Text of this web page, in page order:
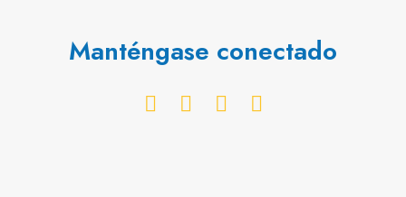
Manténgase conectado